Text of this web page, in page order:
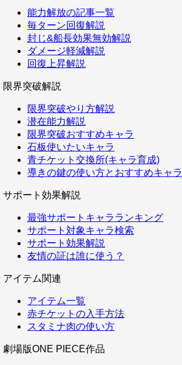
能力解放の記事一覧
毎ターン回復解説
封じ&船長効果無効解説
ダメージ軽減解説
回復上昇解説
限界突破解説
限界突破やり方解説
潜在能力解説
限界突破おすすめキャラ
石板使いたいキャラ
青チケット交換所(キャラ育成)
導きの鍵の使い方とおすすめキャラ
サポート効果解説
最強サポートキャラランキング
サポート対象キャラ検索
サポート効果解説
友情の証は誰に使う？
アイテム関連
アイテム一覧
赤チケットの入手方法
スタミナ肉の使い方
劇場版ONE PIECE作品